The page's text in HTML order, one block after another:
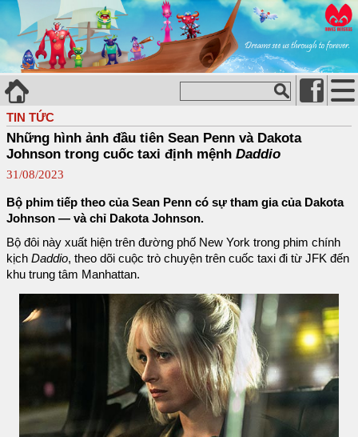
TIN TỨC
Những hình ảnh đầu tiên Sean Penn và Dakota
Johnson trong cuốc taxi định mệnh Daddio
31/08/2023
Bộ phim tiếp theo của Sean Penn có sự tham gia của Dakota
Johnson — và chỉ Dakota Johnson.
Bộ đôi này xuất hiện trên đường phố New York trong phim chính
kịch Daddio, theo dõi cuộc trò chuyện trên cuốc taxi đi từ JFK đến
khu trung tâm Manhattan.